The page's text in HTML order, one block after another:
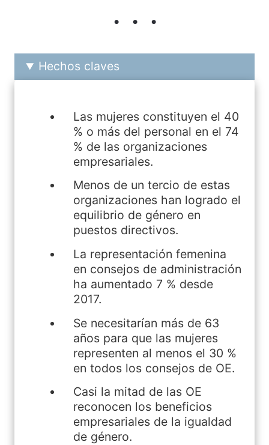
Hechos claves
Las mujeres constituyen el 40
% o más del personal en el 74
% de las organizaciones
empresariales.
Menos de un tercio de estas
organizaciones han logrado el
equilibrio de género en
puestos directivos.
La representación femenina
en consejos de administración
ha aumentado 7 % desde
2017.
Se necesitarían más de 63
años para que las mujeres
representen al menos el 30 %
en todos los consejos de OE.
Casi la mitad de las OE
reconocen los beneficios
empresariales de la igualdad
de género.